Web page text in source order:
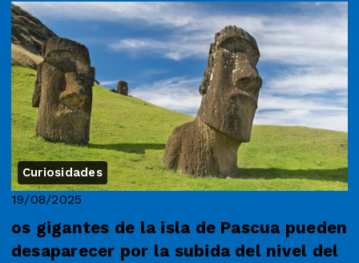
Curiosidades
19/08/2025
os gigantes de la isla de Pascua pueden
desaparecer por la subida del nivel del